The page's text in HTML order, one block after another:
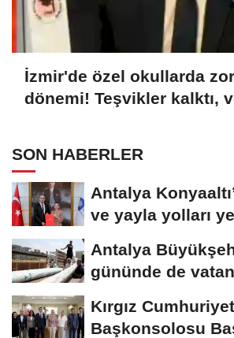
İzmir'de özel okullarda
dönemi! Teşvikler kalktı,
SON HABERLER
Antalya
ve yayla yolları
Antalya
gününde de
Kırgız
Başkonsolosu